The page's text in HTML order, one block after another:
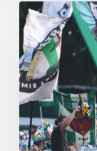
Faninfo
zum
Auswärtsspiel
beim
RSV
Eintracht